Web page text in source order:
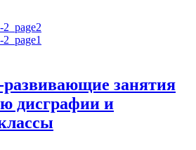
занятия
дисграфии и